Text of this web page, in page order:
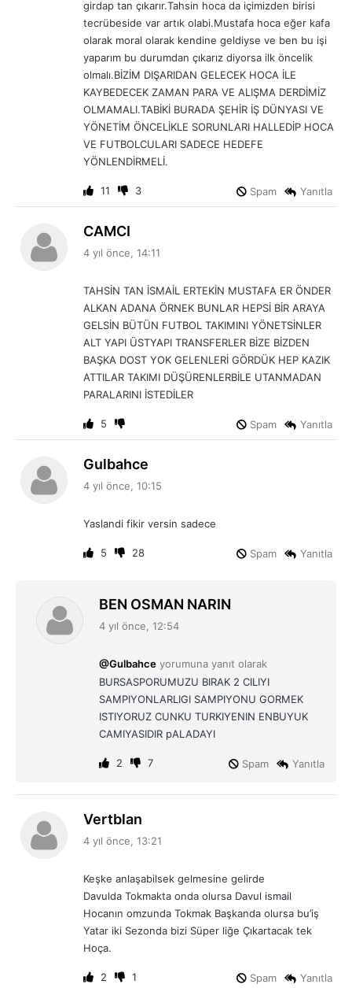
girdap tan çıkarır.Tahsin hoca da içimizden birisi
tecrübeside var artık olabi.Mustafa hoca eğer kafa
olarak moral olarak kendine geldiyse ve ben bu işi
yaparım bu durumdan çıkarız diyorsa ilk öncelik
olmalı.BİZİM DIŞARIDAN GELECEK HOCA İLE
KAYBEDECEK ZAMAN PARA VE ALIŞMA DERDİMİZ
OLMAMALI.TABİKİ BURADA ŞEHİR İŞ DÜNYASI VE
YÖNETİM ÖNCELİKLE SORUNLARI HALLEDİP HOCA
VE FUTBOLCULARI SADECE HEDEFE
YÖNLENDİRMELİ.
11 3 Yanıtla
Spam
CAMCI
i
:
4 yıl önce, 14:11
TAHSİN TAN İSMAİL ERTEKİN MUSTAFA ER ÖNDER
ALKAN ADANA ÖRNEK BUNLAR HEPSİ BİR ARAYA
GELSİN BÜTÜN FUTBOL TAKIMINI YÖNETSİNLER
ALT YAPI ÜSTYAPI TRANSFERLER BİZE BİZDEN
BAŞKA DOST YOK GELENLERİ GÖRDÜK HEP KAZIK
ATTILAR TAKIMI DÜŞÜRENLERBİLE UTANMADAN
PARALARINI İSTEDİLER
5 Yanıtla
Spam
Gulbahce
4 yıl önce, 10:15
Yaslandi fikir versin sadece
5 28 Yanıtla
Spam
BEN OSMAN NARIN
4 yıl önce, 12:54
@Gulbahce yorumuna yanıt olarak
BURSASPORUMUZU BIRAK 2 CILIYI
SAMPIYONLARLIGI SAMPIYONU GORMEK
ISTIYORUZ CUNKU TURKIYENIN ENBUYUK
CAMIYASIDIR pALADAYI
2 7 Yanıtla
Spam
Vertblan
4 yıl önce, 13:21
Keşke anlaşabilsek gelmesine gelirde
Davulda Tokmakta onda olursa Davul ismail
Hocanın omzunda Tokmak Başkanda olursa bu’iş
Yatar iki Sezonda bizi Süper liğe Çıkartacak tek
Hoça.
2 1 Yanıtla
Spam